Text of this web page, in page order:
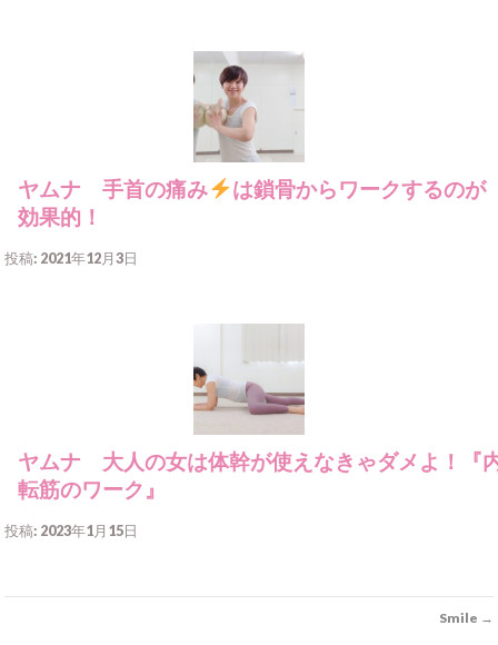
ヤムナ 手首の痛み
は鎖骨からワークするのが
効果的！
投稿: 2021年12月3日
ヤムナ 大人の女は体幹が使えなきゃダメよ！『
転筋のワーク』
投稿: 2023年1月15日
Smile →